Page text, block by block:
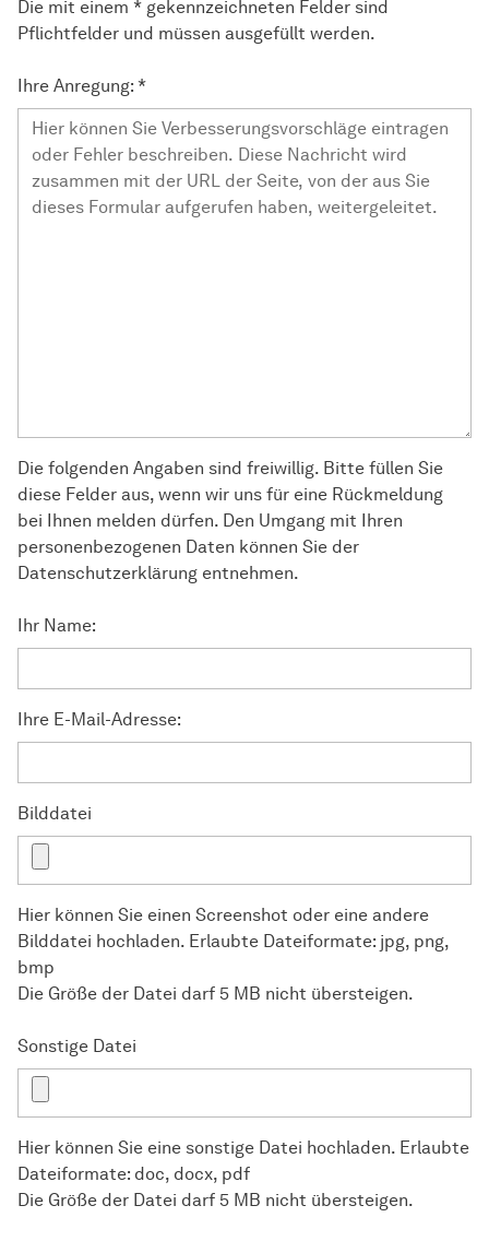
Die mit einem * gekennzeichneten Felder sind
Pflichtfelder und müssen ausgefüllt werden.
Ihre Anregung: *
Die folgenden Angaben sind freiwillig. Bitte füllen Sie
diese Felder aus, wenn wir uns für eine Rückmeldung
bei Ihnen melden dürfen. Den Umgang mit Ihren
personenbezogenen Daten können Sie der
Datenschutzerklärung entnehmen.
Ihr Name:
Ihre E-Mail-Adresse:
Bilddatei
Hier können Sie einen Screenshot oder eine andere
Bilddatei hochladen. Erlaubte Dateiformate: jpg, png,
bmp
Die Größe der Datei darf 5 MB nicht übersteigen.
Sonstige Datei
Hier können Sie eine sonstige Datei hochladen. Erlaubte
Dateiformate: doc, docx, pdf
Die Größe der Datei darf 5 MB nicht übersteigen.